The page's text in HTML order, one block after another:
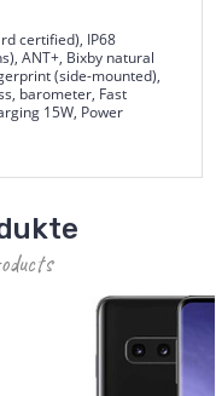
certified), IP68
ANT+, Bixby natural
(side-mounted),
barometer, Fast
15W, Power